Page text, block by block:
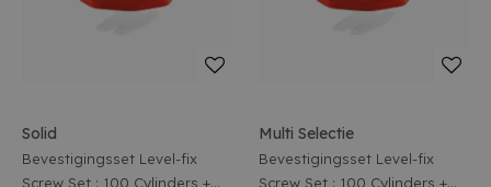
Solid
Bevestigingsset Level-fix
Screw Set : 100 Cylinders +
Multi Selectie
Bevestigingsset Level-fix
Screw Set : 100 Cylinders +